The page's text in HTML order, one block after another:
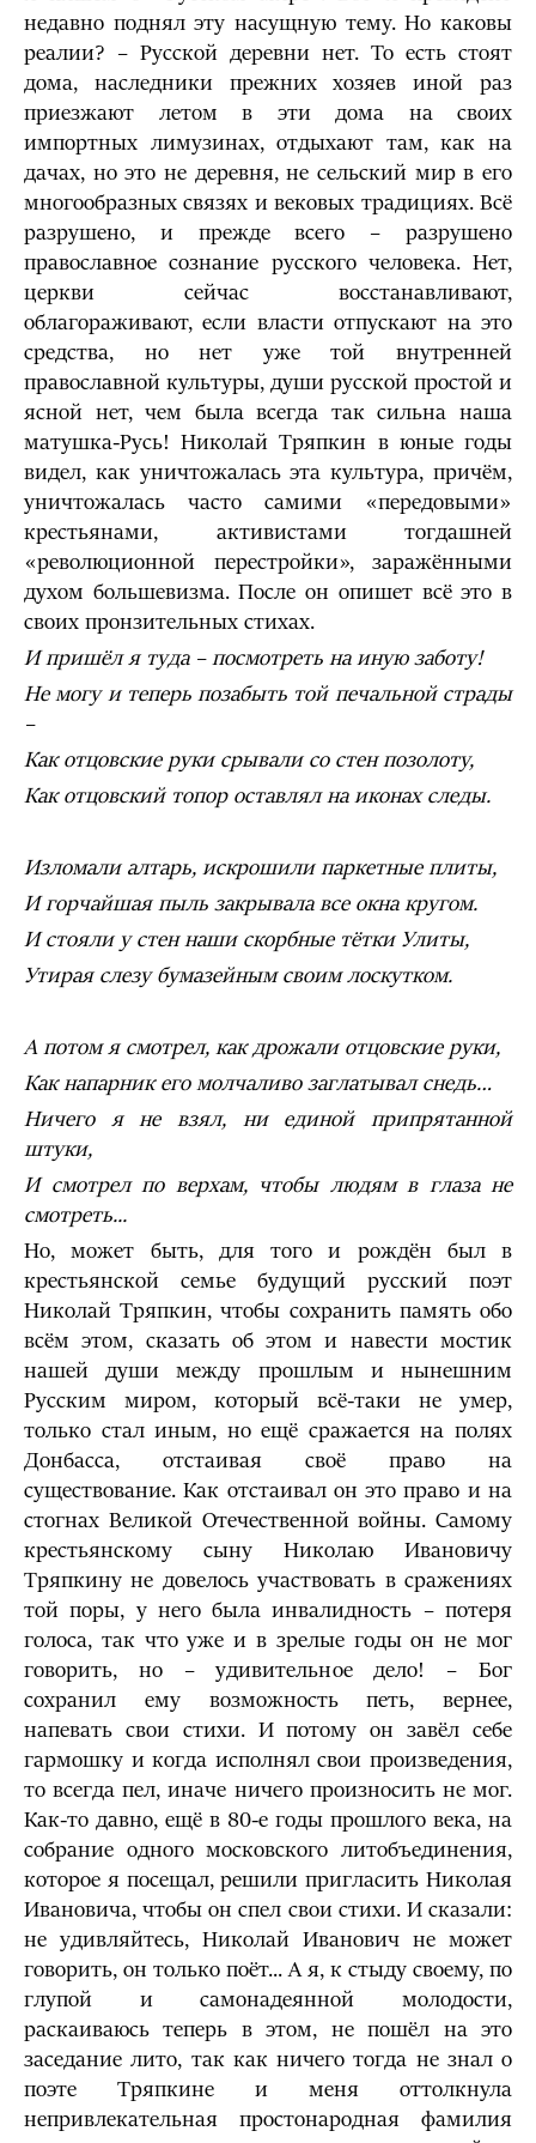
недавно поднял эту насущную тему. Но каковы
реалии? – Русской деревни нет. То есть стоят
дома, наследники прежних хозяев иной раз
приезжают летом в эти дома на своих
импортных лимузинах, отдыхают там, как на
дачах, но это не деревня, не сельский мир в его
многообразных связях и вековых традициях. Всё
разрушено, и прежде всего – разрушено
православное сознание русского человека. Нет,
церкви сейчас восстанавливают,
облагораживают, если власти отпускают на это
средства, но нет уже той внутренней
православной культуры, души русской простой и
ясной нет, чем была всегда так сильна наша
матушка-Русь! Николай Тряпкин в юные годы
видел, как уничтожалась эта культура, причём,
уничтожалась часто самими «передовыми»
крестьянами, активистами тогдашней
«революционной перестройки», заражёнными
духом большевизма. После он опишет всё это в
своих пронзительных стихах.
И пришёл я туда – посмотреть на иную заботу!
Не могу и теперь позабыть той печальной страды
–
Как отцовские руки срывали со стен позолоту,
Как отцовский топор оставлял на иконах следы.
Изломали алтарь, искрошили паркетные плиты,
И горчайшая пыль закрывала все окна кругом.
И стояли у стен наши скорбные тётки Улиты,
Утирая слезу бумазейным своим лоскутком.
А потом я смотрел, как дрожали отцовские руки,
Как напарник его молчаливо заглатывал снедь…
Ничего я не взял, ни единой припрятанной
штуки,
И смотрел по верхам, чтобы людям в глаза не
смотреть...
Но, может быть, для того и рождён был в
крестьянской семье будущий русский поэт
Николай Тряпкин, чтобы сохранить память обо
всём этом, сказать об этом и навести мостик
нашей души между прошлым и нынешним
Русским миром, который всё-таки не умер,
только стал иным, но ещё сражается на полях
Донбасса, отстаивая своё право на
существование. Как отстаивал он это право и на
стогнах Великой Отечественной войны. Самому
крестьянскому сыну Николаю Ивановичу
Тряпкину не довелось участвовать в сражениях
той поры, у него была инвалидность – потеря
голоса, так что уже и в зрелые годы он не мог
говорить, но – удивительное дело! – Бог
сохранил ему возможность петь, вернее,
напевать свои стихи. И потому он завёл себе
гармошку и когда исполнял свои произведения,
то всегда пел, иначе ничего произносить не мог.
Как-то давно, ещё в 80-е годы прошлого века, на
собрание одного московского литобъединения,
которое я посещал, решили пригласить Николая
Ивановича, чтобы он спел свои стихи. И сказали:
не удивляйтесь, Николай Иванович не может
говорить, он только поёт... А я, к стыду своему, по
глупой и самонадеянной молодости,
раскаиваюсь теперь в этом, не пошёл на это
заседание лито, так как ничего тогда не знал о
поэте Тряпкине и меня оттолкнула
непривлекательная простонародная фамилия